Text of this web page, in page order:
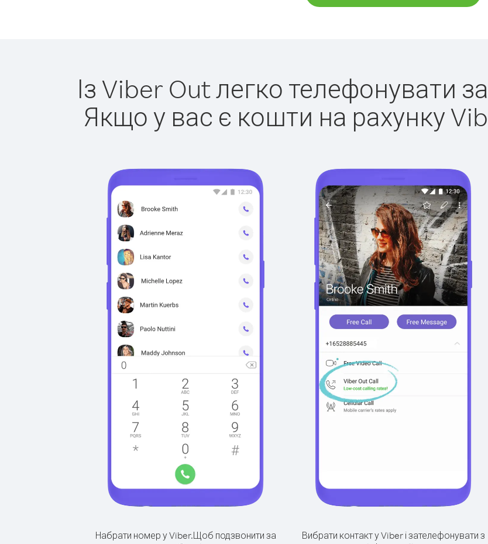
Із Viber Out легко телефонувати
Якщо у вас є кошти на рахунку
Набрати номер у Viber.Щоб подзвонити за
Вибрати контакт у Viber і зателефонувати з